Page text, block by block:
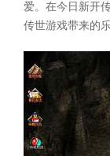
爱。在今日新开
传世游戏带来的